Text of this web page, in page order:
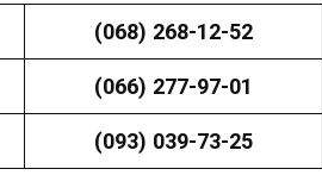
(068) 268-12-52
(066) 277-97-01
(093) 039-73-25